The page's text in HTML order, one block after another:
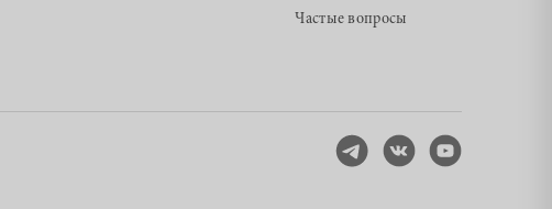
Частые вопросы